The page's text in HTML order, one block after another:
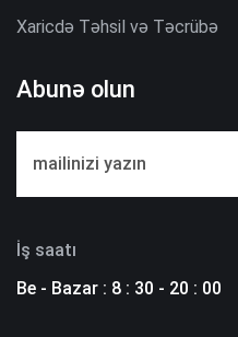
Xaricdə Təhsil və Təcrübə
Abunə olun
İş saatı
Be - Bazar : 8 : 30 - 20 : 00